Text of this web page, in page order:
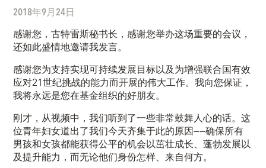
2018年9月24日
感谢您，古特雷斯秘书长，感谢您举办这场重要的会议，
还如此盛情地邀请我发言。
感谢您为支持实现可持续发展目标以及为增强联合国有效
应对21世纪挑战的能力而开展的伟大工作。我向您保证，
我将永远是您在基金组织的好朋友。
刚才，从视频中，我们听到了一些非常鼓舞人心的话。这
位青年妇女道出了我们今天齐集于此的原因——确保所有
男孩和女孩都能获得公平的机会以茁壮成长、蓬勃发展以
及提升能力，而无论他们身份怎样、来自何方。